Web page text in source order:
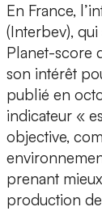
En France,
(Interbev),
Planet-score
son intérêt
publié en
indicateur «
objective,
prenant
production